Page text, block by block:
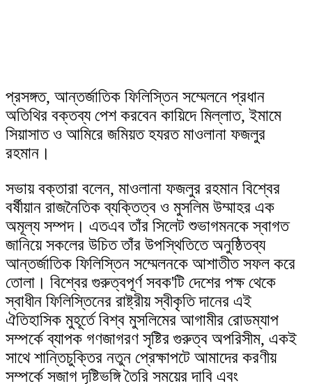
প্রসঙ্গত, আন্তর্জাতিক ফিলিস্তিন সম্মেলনে প্রধান
অতিথির বক্তব্য পেশ করবেন কায়িদে মিল্লাত, ইমামে
সিয়াসাত ও আমিরে জমিয়ত হযরত মাওলানা ফজলুর
রহমান।
সভায় বক্তারা বলেন, মাওলানা ফজলুর রহমান বিশ্বের
বর্ষীয়ান রাজনৈতিক ব্যক্তিত্ব ও মুসলিম উম্মাহর এক
অমূল্য সম্পদ। এতএব তাঁর সিলেট শুভাগমনকে স্বাগত
জানিয়ে সকলের উচিত তাঁর উপস্থিতিতে অনুষ্ঠিতব্য
আন্তর্জাতিক ফিলিস্তিন সম্মেলনকে আশাতীত সফল করে
তোলা। বিশ্বের গুরুত্বপূর্ণ সবক'টি দেশের পক্ষ থেকে
স্বাধীন ফিলিস্তিনের রাষ্ট্রীয় স্বীকৃতি দানের এই
ঐতিহাসিক মুহূর্তে বিশ্ব মুসলিমের আগামীর রোডম্যাপ
সম্পর্কে ব্যাপক গণজাগরণ সৃষ্টির গুরুত্ব অপরিসীম, একই
সাথে শান্তিচুক্তির নতুন প্রেক্ষাপটে আমাদের করণীয়
সম্পর্কে সজাগ দৃষ্টিভঙ্গি তৈরি সময়ের দাবি এবং